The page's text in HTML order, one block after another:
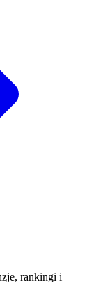
rankingi i